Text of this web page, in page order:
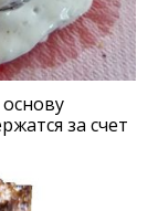
за счет